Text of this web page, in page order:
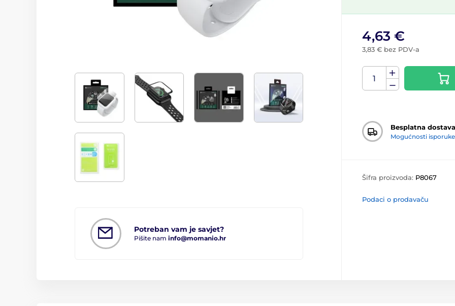
Potreban vam je savjet?
Pišite nam info@momanio.hr
4,63 €
3,83 € bez PDV-a
Besplatna dostava
Mogućnosti isporuke
Šifra proizvoda: P8067
Podaci o prodavaču